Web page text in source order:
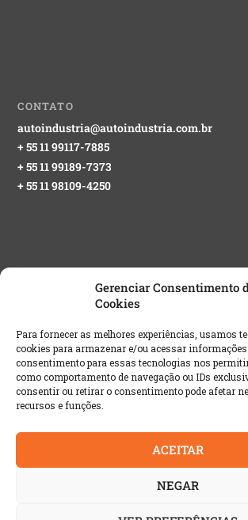
Gerenciar Consentimento
Cookies
Para fornecer as melhores experiências, usamos
cookies para armazenar e/ou acessar
consentimento para essas tecnologias nos
como comportamento de navegação ou IDs
consentir ou retirar o consentimento pode afetar
recursos e funções.
ACEITAR
NEGAR
CONTATO
autoindustria@autoindustria.com.br
+ 55 11 99117-7885
+ 55 11 99189-7373
+ 55 11 98109-4250
Email*